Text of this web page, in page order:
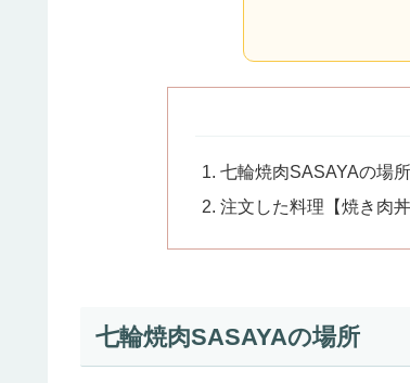
七輪焼肉SASAYAの場所
注文した料理【焼き肉丼
七輪焼肉SASAYAの場所